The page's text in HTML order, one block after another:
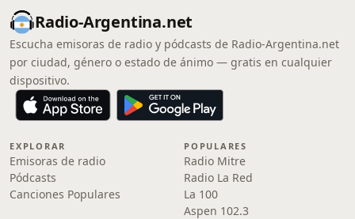
Radio-Argentina.net
Escucha emisoras de radio y pódcasts de Radio-Argentina.net
por ciudad, género o estado de ánimo — gratis en cualquier
dispositivo.
EXPLORAR
Emisoras de radio
Pódcasts
Canciones Populares
POPULARES
Radio Mitre
Radio La Red
La 100
Aspen 102.3